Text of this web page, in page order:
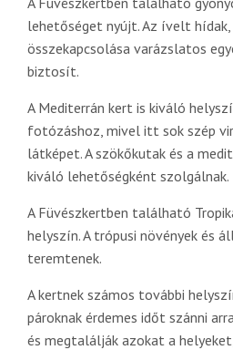
lehetőséget nyújt. Az ívelt
összekapcsolása varázslatos
biztosít.
A Mediterrán kert is kiváló
fotózáshoz, mivel itt sok szép
látképet. A szökőkutak és a
kiváló lehetőségként szolgálnak.
A Füvészkertben található
helyszín. A trópusi növények és
teremtenek.
A kertnek számos további
pároknak érdemes időt szánni
és megtalálják azokat a